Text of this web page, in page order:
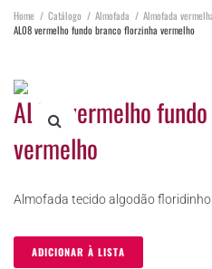
Home / Catálogo / Almofada / Almofada
AL08 vermelho fundo branco florzinha vermelho
AL08 vermelho
vermelho
Almofada tecido algodão
ADICIONAR À LISTA